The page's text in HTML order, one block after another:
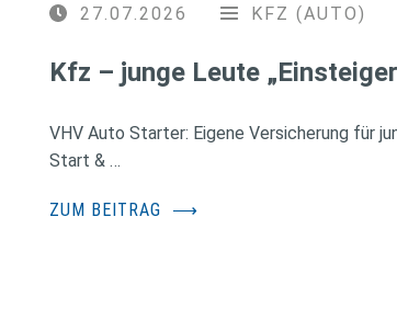
27.07.2026 KFZ (AUTO)
Kfz – junge Leute
VHV Auto Starter: Eigene Versicherung für
Start & …
ZUM BEITRAG ⟶